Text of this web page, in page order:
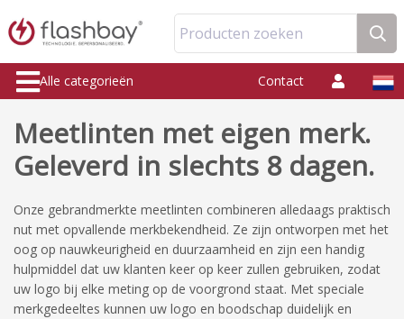
Producten zoeken
Alle categorieën Contact
Meetlinten met eigen merk.
Geleverd in slechts 8 dagen.
Onze gebrandmerkte meetlinten combineren alledaags praktisch
nut met opvallende merkbekendheid. Ze zijn ontworpen met het
oog op nauwkeurigheid en duurzaamheid en zijn een handig
hulpmiddel dat uw klanten keer op keer zullen gebruiken, zodat
uw logo bij elke meting op de voorgrond staat. Met speciale
merkgedeeltes kunnen uw logo en boodschap duidelijk en